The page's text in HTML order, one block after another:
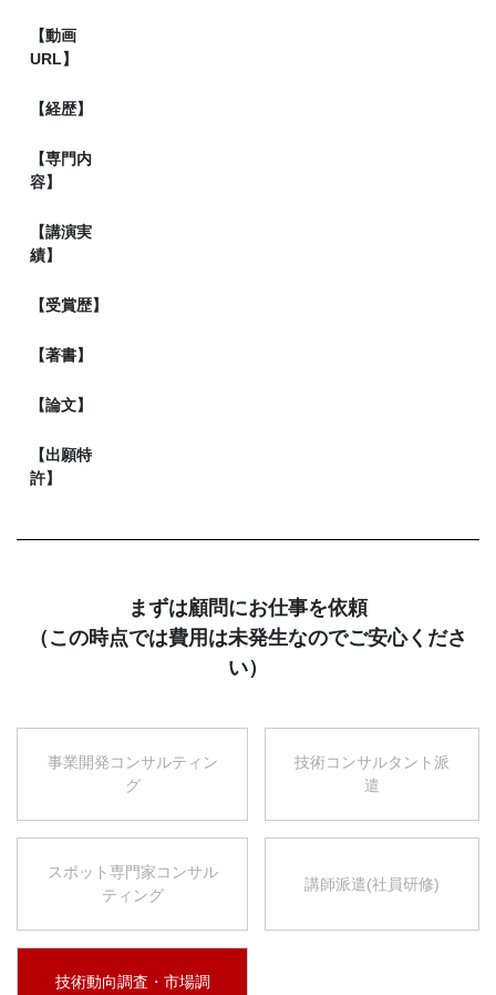
【動画
URL】
【経歴】
【専門内
容】
【講演実
績】
【受賞歴】
【著書】
【論文】
【出願特
許】
まずは顧問にお仕事を依頼
（この時点では費用は未発生なのでご安心くださ
い）
事業開発コンサルティン
グ
技術コンサルタント派
遣
スポット専門家コンサル
ティング
講師派遣(社員研修)
技術動向調査・市場調